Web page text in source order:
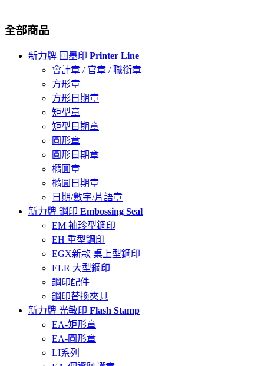
全部商品
新力牌 回墨印 Printer Line
會計章 / 官章 / 職銜章
方形章
方形日期章
矩型章
矩型日期章
圓形章
圓形日期章
橢圓章
橢圓日期章
日期/數字/片語章
新力牌 鋼印 Embossing Seal
EM 袖珍型鋼印
EH 重型鋼印
EGX新款 桌上型鋼印
ELR 大型鋼印
鋼印配件
鋼印替換夾具
新力牌 光敏印 Flash Stamp
EA-矩形章
EA-圓形章
LI系列